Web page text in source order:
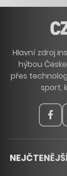
Hlavní zdroj
hýbou
přes
sport,